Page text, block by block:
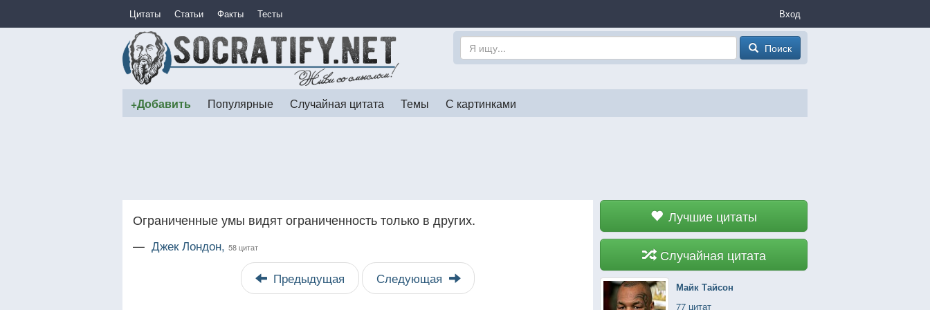
Цитаты Статьи Факты Тесты Вход
Поиск
+Добавить Популярные Случайная цитата Темы С картинками
Лучшие цитаты
Случайная цитата
Майк Тайсон
77 цитат
Ограниченные умы видят ограниченность только в других.
— Джек Лондон, 58 цитат
Предыдущая Следующая